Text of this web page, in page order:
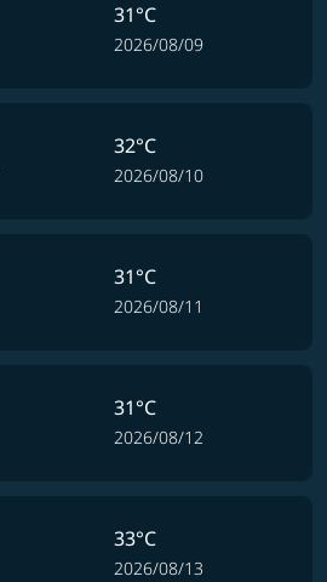
31°C
2026/08/09
32°C
2026/08/10
31°C
2026/08/11
31°C
2026/08/12
33°C
2026/08/13